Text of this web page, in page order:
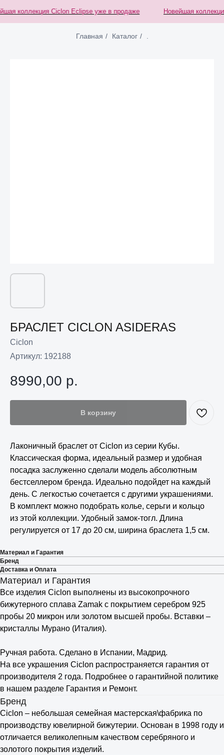
коллекция Ciclon Eclipse уже в продаже Новейшая
Главная / Каталог /
БРАСЛЕТ CICLON ASIDERAS
Ciclon
Артикул: 192188
8990,00 р.
В корзину
Лаконичный браслет от Ciclon из серии Кубы.
Классическая форма, идеальный размер и удобная
посадка заслуженно сделали модель абсолютным
бестселлером бренда. Идеально подойдет на каждый
день. С легкостью сочетается с другими украшениями.
В комплект можно подобрать колье, серьги и кольцо
из этой коллекции. Удобный замок-тогл. Длина
регулируется от 17 до 20 см, ширина браслета 1,5 см.
Материал и Гарантия
Бренд
Доставка и Оплата
Материал и Гарантия
Все изделия Ciclon выполнены из высокопрочного
бижутерного сплава Zamak с покрытием серебром 925
пробы 20 микрон или золотом высшей пробы. Вставки –
кристаллы Мурано (Италия).
Ручная работа. Сделано в Испании, Мадрид.
На все украшения Ciclon распространяется гарантия от
производителя 2 года. Подробнее о гарантийной политике
в нашем разделе Гарантия и Ремонт.
Бренд
Ciclon – небольшая семейная мастерская\фабрика по
производству ювелирной бижутерии. Основан в 1998 году и
отличается великолепным качеством серебряного и
золотого покрытия изделий.